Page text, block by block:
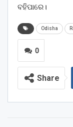
ବହିପାରେ।
Odisha
0
Share